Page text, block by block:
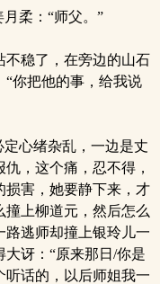
柔：“师父。”
稳了，在旁边的山石
“你把他的事，给我说
心绪杂乱，一边是丈
，这个痛，忍不得，
损害，她要静下来，才
上柳道元，然后怎么
逃师却撞上银玲儿一
讶：“原来那日/你是
话的，以后师姐我一